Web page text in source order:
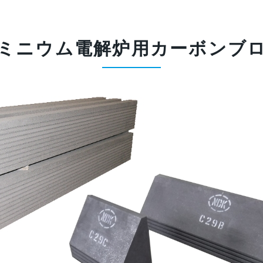
ニウム電解炉用 カーボンブ